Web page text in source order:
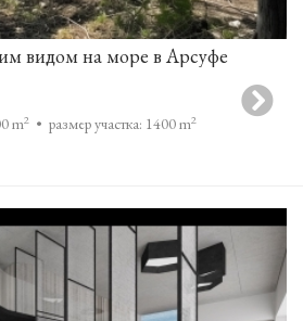
видом на море в Арсуфе
m2 • размер участка: 1400 m2